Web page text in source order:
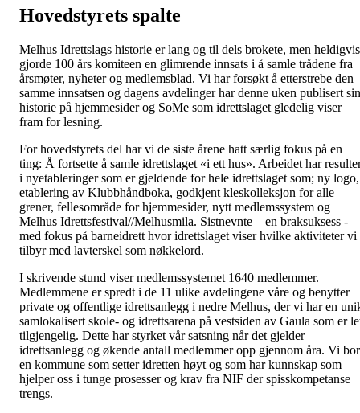
Hovedstyrets spalte
Melhus Idrettslags historie er lang og til dels brokete, men heldigvis
gjorde 100 års komiteen en glimrende innsats i å samle trådene fra
årsmøter, nyheter og medlemsblad. Vi har forsøkt å etterstrebe den
samme innsatsen og dagens avdelinger har denne uken publisert sin
historie på hjemmesider og SoMe som idrettslaget gledelig viser
fram for lesning.
For hovedstyrets del har vi de siste årene hatt særlig fokus på en
ting: Å fortsette å samle idrettslaget «i ett hus». Arbeidet har
i nyetableringer som er gjeldende for hele idrettslaget som; ny logo,
etablering av Klubbhåndboka, godkjent kleskolleksjon for alle
grener, fellesområde for hjemmesider, nytt medlemssystem og
Melhus Idrettsfestival//Melhusmila. Sistnevnte – en braksuksess -
med fokus på barneidrett hvor idrettslaget viser hvilke aktiviteter vi
tilbyr med lavterskel som nøkkelord.
I skrivende stund viser medlemssystemet 1640 medlemmer.
Medlemmene er spredt i de 11 ulike avdelingene våre og benytter
private og offentlige idrettsanlegg i nedre Melhus, der vi har en
samlokalisert skole- og idrettsarena på vestsiden av Gaula som er
tilgjengelig. Dette har styrket vår satsning når det gjelder
idrettsanlegg og økende antall medlemmer opp gjennom åra. Vi
en kommune som setter idretten høyt og som har kunnskap som
hjelper oss i tunge prosesser og krav fra NIF der spisskompetanse
trengs.